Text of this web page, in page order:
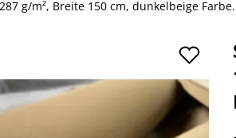
g/m², Breite 150 cm, dunkelbeige